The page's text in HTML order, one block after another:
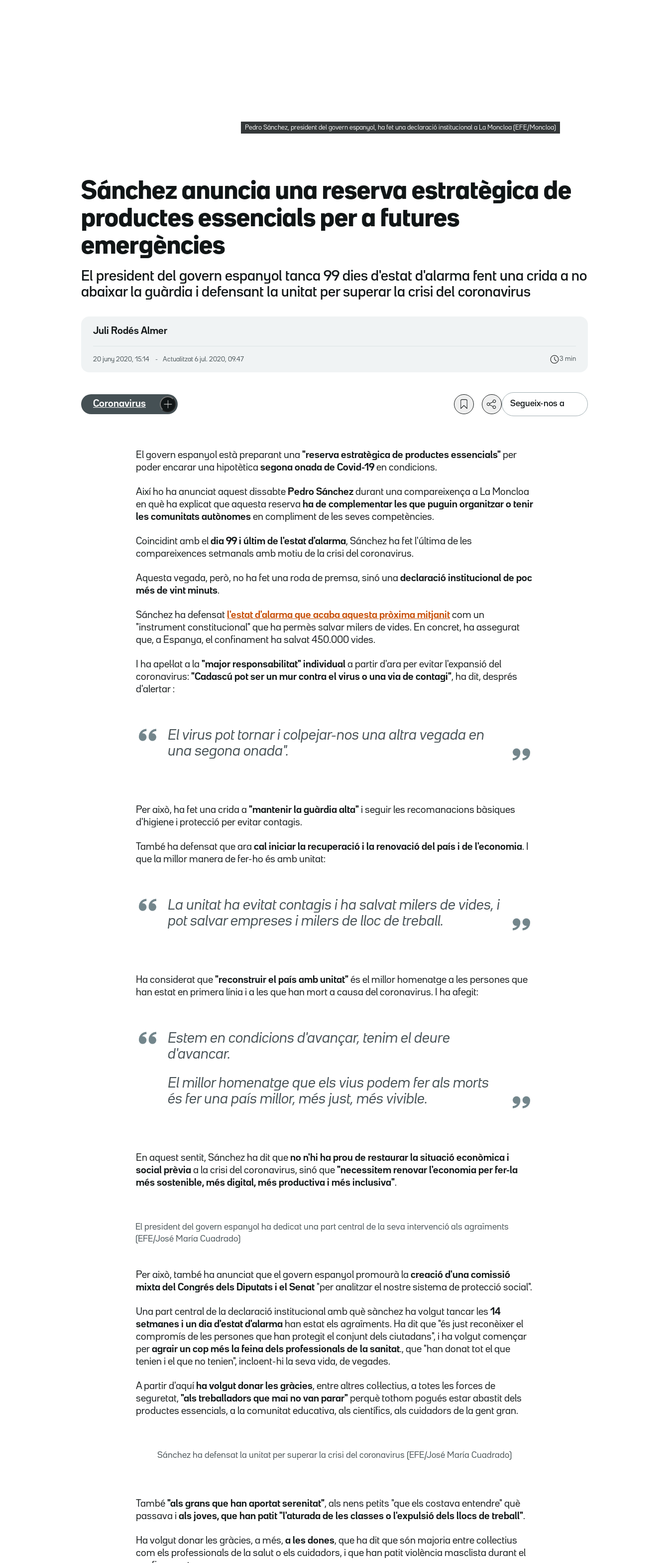
Pedro Sánchez, president del govern espanyol, ha fet una declaració institucional a La Moncloa (EFE/Moncloa)
Sánchez anuncia una reserva estratègica de
productes essencials per a futures
emergències
El president del govern espanyol tanca 99 dies d'estat d'alarma fent una crida a no
abaixar la guàrdia i defensant la unitat per superar la crisi del coronavirus
Juli Rodés Almer
20 juny 2020, 15.14 Actualitzat 6 jul. 2020, 09.47 3 min
Coronavirus Segueix-nos a
El govern espanyol està preparant una "reserva estratègica de productes essencials" per
poder encarar una hipotètica segona onada de Covid-19en condicions.
Així ho ha anunciat aquest dissabte Pedro Sánchez durant una compareixença a La Moncloa
en què ha explicat que aquesta reserva ha de complementar les que puguin organitzar o tenir
les comunitats autònomes en compliment de les seves competències.
Coincidint amb el dia 99 i últim de l'estat d'alarma, Sánchez ha fet l'última de les
compareixences setmanals amb motiu de la crisi del coronavirus.
Aquesta vegada, però, no ha fet una roda de premsa, sinó una declaració institucional de poc
més de vint minuts.
Sánchez ha defensat l'estat d'alarma que acaba aquesta pròxima mitjanit com un
"instrument constitucional" que ha permès salvar milers de vides. En concret, ha assegurat
que, a Espanya, el confinament ha salvat 450.000 vides.
I ha apel·lat a la "major responsabilitat" individual a partir d'ara per evitar l'expansió del
coronavirus: "Cadascú pot ser un mur contra el virus o una via de contagi", ha dit, després
d'alertar :
El virus pot tornar i colpejar-nos una altra vegada en
una segona onada".
Per això, ha fet una crida a "mantenir la guàrdia alta" i seguir les recomanacions bàsiques
d'higiene i protecció per evitar contagis.
També ha defensat que ara cal iniciar la recuperació i la renovació del país i de l'economia. I
que la millor manera de fer-ho és amb unitat:
La unitat ha evitat contagis i ha salvat milers de vides, i
pot salvar empreses i milers de lloc de treball.
Ha considerat que "reconstruir el país amb unitat" és el millor homenatge a les persones que
han estat en primera línia i a les que han mort a causa del coronavirus. I ha afegit:
Estem en condicions d'avançar, tenim el deure
d'avancar.
El millor homenatge que els vius podem fer als morts
és fer una país millor, més just, més vivible.
En aquest sentit, Sánchez ha dit que no n'hi ha prou de restaurar la situació econòmica i
social prèvia a la crisi del coronavirus, sinó que "necessitem renovar l'economia per fer-la
més sostenible, més digital, més productiva i més inclusiva".
El president del govern espanyol ha dedicat una part central de la seva intervenció als agraïments
(EFE/José María Cuadrado)
Per això, també ha anunciat que el govern espanyol promourà la creació d'una comissió
mixta del Congrés dels Diputats i el Senat "per analitzar el nostre sistema de protecció social".
Una part central de la declaració institucional amb què sànchez ha volgut tancar les 14
setmanes i un dia d'estat d'alarma han estat els agraïments. Ha dit que "és just reconèixer el
compromís de les persones que han protegit el conjunt dels ciutadans", i ha volgut començar
per agrair un cop més la feina dels professionals de la sanitat., que "han donat tot el que
tenien i el que no tenien", incloent-hi la seva vida, de vegades.
A partir d'aquí ha volgut donar les gràcies, entre altres col·lectius, a totes les forces de
seguretat, "als treballadors que mai no van parar" perquè tothom pogués estar abastit dels
productes essencials, a la comunitat educativa, als científics, als cuidadors de la gent gran.
Sánchez ha defensat la unitat per superar la crisi del coronavirus (EFE/José María Cuadrado)
També "als grans que han aportat serenitat", als nens petits "que els costava entendre" què
passava i als joves, que han patit "l'aturada de les classes o l'expulsió dels llocs de treball".
Ha volgut donar les gràcies, a més, a les dones, que ha dit que són majoria entre col·lectius
com els professionals de la salut o els cuidadors, i que han patit violència masclista durant el